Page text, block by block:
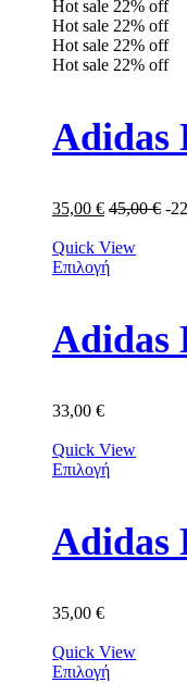
Hot sale 22% off
Hot sale 22% off
Hot sale 22% off
Hot sale 22% off
Adidas
35,00 € 45,00€ -
Quick View
Επιλογή
Adidas
33,00 €
Quick View
Επιλογή
Adidas
35,00 €
Quick View
Επιλογή